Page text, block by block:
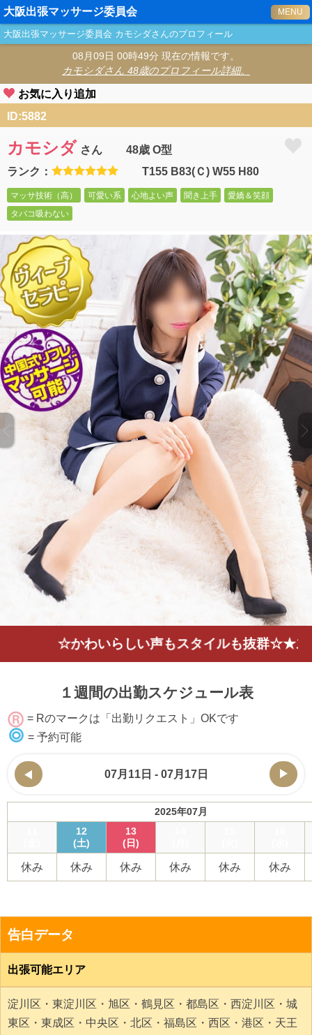
大阪出張マッサージ委員会 MENU
大阪出張マッサージ委員会 カモシダさんのプロフィール
08月09日 00時49分 現在の情報です。
カモシダさん 48歳のプロフィール詳細。
お気に入り追加
ID:5882
カモシダ さん
48歳 O型
ランク：
T155 B83(Ｃ) W55 H80
マッサ技術（高） 可愛い系 心地よい声 聞き上手
愛嬌＆笑顔
タバコ吸わない
☆かわいらしい声もスタイルも抜群☆★ストレ
１週間の出勤スケジュール表
= Rのマークは「出勤リクエスト」OKです
= 予約可能
07月11日 - 07月17日
2025年07月
12
(土)
13
(日)
休み 休み 休み 休み 休み 休み
告白データ
出張可能エリア
淀川区・東淀川区・旭区・鶴見区・都島区・西淀川区・城
東区・東成区・中央区・北区・福島区・西区・港区・天王